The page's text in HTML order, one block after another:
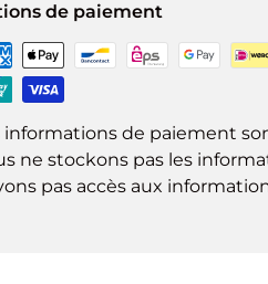
de paiement
informations de paiement
ne stockons pas les
pas accès aux